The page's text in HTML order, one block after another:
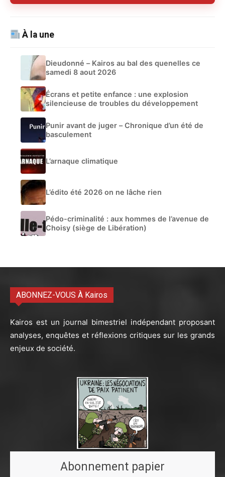
À la une
Dieudonné – Kairos au bal des quenelles ce
samedi 8 aout 2026
Écrans et petite enfance : une explosion
silencieuse de troubles du développement
Punir avant de juger – Chronique d’un été de
basculement
L’arnaque climatique
L’édito été 2026 on ne lâche rien
Pédo-criminalité : aux hommes de l’avenue de
Choisy (siège de Libération)
ABONNEZ-VOUS À Kairos
Kairos est un journal bimestriel indépendant proposant
analyses, enquêtes et réflexions critiques sur les grands
enjeux de société.
Abonnement papier